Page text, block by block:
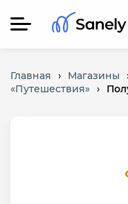
Главная › Магазины
«Путешествия» ›